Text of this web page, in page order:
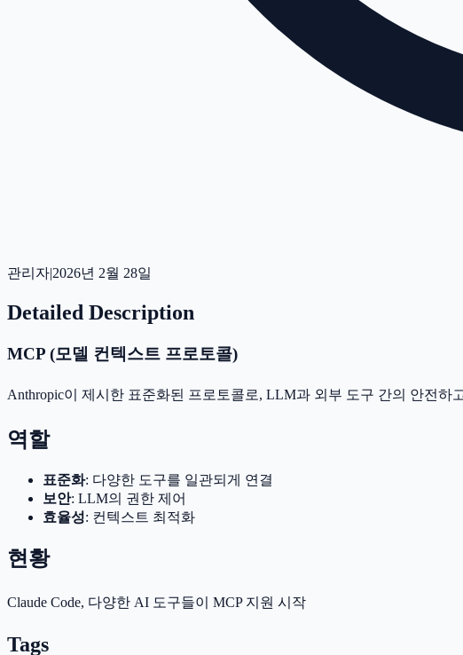
관리자|2026년 2월 28일
Detailed Description
MCP (모델 컨텍스트 프로토콜)
Anthropic이 제시한 표준화된 프로토콜로, LLM과 외부 도구 간의 안전하
역할
표준화: 다양한 도구를 일관되게 연결
보안: LLM의 권한 제어
효율성: 컨텍스트 최적화
현황
Claude Code, 다양한 AI 도구들이 MCP 지원 시작
Tags